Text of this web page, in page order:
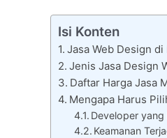
Isi Konten
Jasa Web Design
Jenis Jasa Design
Daftar Harga Jasa
Mengapa Harus
Developer
Keamanan